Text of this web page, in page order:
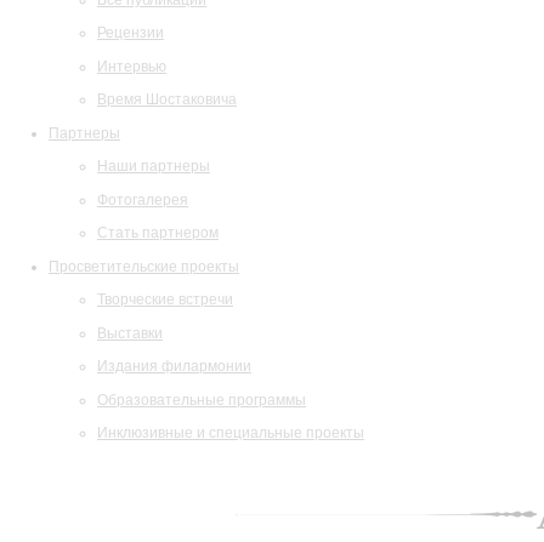
Рецензии
Интервью
Время Шостаковича
Партнеры
Наши партнеры
Фотогалерея
Стать партнером
Просветительские проекты
Творческие встречи
Выставки
Издания филармонии
Образовательные программы
Инклюзивные и специальные проекты